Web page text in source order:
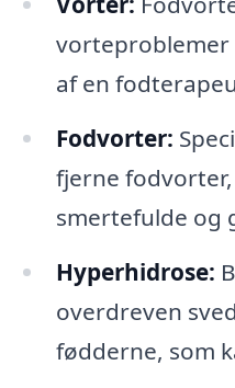
vorteproblemer
af en
Fodvorter:
fjerne
smertefulde og
Hyperhidrose:
overdreven
fødderne, som